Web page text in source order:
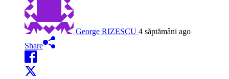
George RIZESCU 4 săptămâni ago
Share